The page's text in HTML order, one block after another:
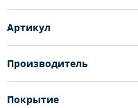
Артикул
Производитель
Покрытие